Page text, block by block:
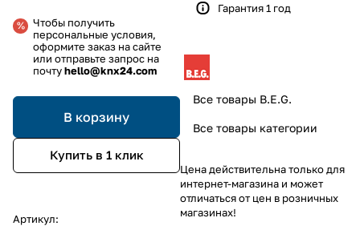
Чтобы получить
персональные условия,
оформите заказ на сайте
или отправьте запрос на
почтуhello@knx24.com
В корзину
Купить в 1 клик
Артикул:
Гарантия 1 год
Все товары B.E.G.
Все товары категории
Цена действительна только для
интернет-магазина и может
отличаться от цен в розничных
магазинах!